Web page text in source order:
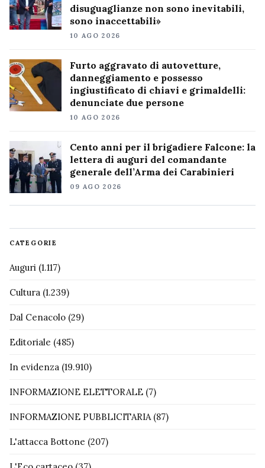
disuguaglianze non sono inevitabili,
sono inaccettabili»
10 AGO 2026
Furto aggravato di autovetture,
danneggiamento e possesso
ingiustificato di chiavi e grimaldelli:
denunciate due persone
10 AGO 2026
Cento anni per il brigadiere Falcone: la
lettera di auguri del comandante
generale dell’Arma dei Carabinieri
09 AGO 2026
CATEGORIE
Auguri (1.117)
Cultura (1.239)
Dal Cenacolo (29)
Editoriale (485)
In evidenza (19.910)
INFORMAZIONE ELETTORALE (7)
INFORMAZIONE PUBBLICITARIA(87)
L'attacca Bottone (207)